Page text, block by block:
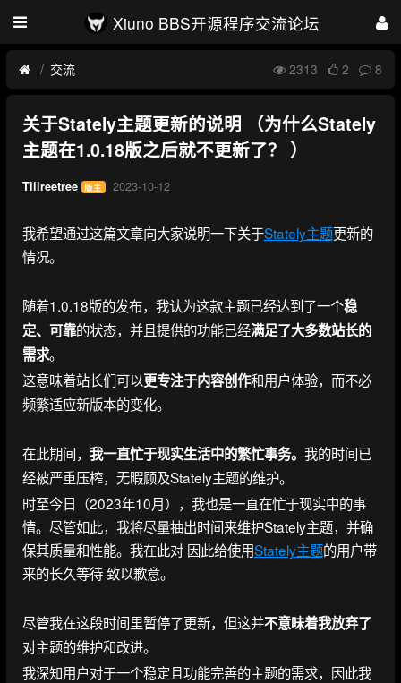
Xiuno BBS开源程序交流论坛
交流 2313 2 8
关于Stately主题更新的说明 （为什么Stately
主题在1.0.18版之后就不更新了？ ）
Tillreetree 版主 2023-10-12
我希望通过这篇文章向大家说明一下关于Stately主题更新的
情况。
随着1.0.18版的发布，我认为这款主题已经达到了一个稳
定、可靠的状态，并且提供的功能已经满足了大多数站长的
需求。
这意味着站长们可以更专注于内容创作和用户体验，而不必
频繁适应新版本的变化。
在此期间， 我一直忙于现实生活中的繁忙事务。 我的时间已
经被严重压榨，无暇顾及Stately主题的维护。
时至今日（2023年10月），我也是一直在忙于现实中的事
情。尽管如此，我将尽量抽出时间来维护Stately主题，并确
保其质量和性能。我在此对 因此给使用Stately主题的用户带
来的长久等待 致以歉意。
尽管我在这段时间里暂停了更新，但这并不意味着我放弃了
对主题的维护和改进。
我深知用户对于一个稳定且功能完善的主题的需求，因此我